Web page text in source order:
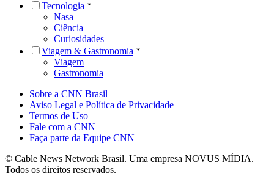
Tecnologia
Nasa
Ciência
Curiosidades
Viagem & Gastronomia
Viagem
Gastronomia
Sobre a CNN Brasil
Aviso Legal e Política de Privacidade
Termos de Uso
Fale com a CNN
Faça parte da Equipe CNN
© Cable News Network Brasil. Uma empresa NOVUS MÍDIA.
Todos os direitos reservados.